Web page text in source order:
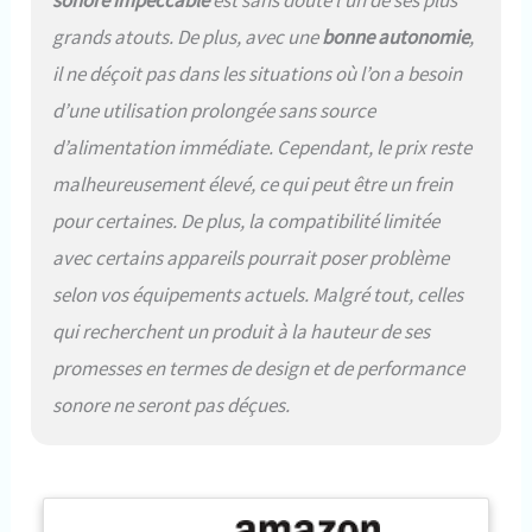
et plonger n'importe où. Il a une
limite de profondeur de
sécurité d'environ 5 mètres. Il
d'air de secours pour la plongée
profonde à moins de 30 mètres.
convient à l'exploration sous-
marine, au nettoyage des
d'urgence, à la source d'air de
secours, etc QUATRE FAÇONS
plongée local. Adaptateur de
remplissage SMACO 8 mm,
connectez-le à une bouteille de
plongée standard pour remplir
vous permet de remplir votre
grands atouts. De plus, avec unebonne autonomie,
il ne déçoit pas dans les situations où l’on a besoin
d’une utilisation prolongée sans source
d’alimentation immédiate. Cependant, le prix reste
malheureusement élevé, ce qui peut être un frein
pour certaines. De plus, la compatibilité limitée
avec certains appareils pourrait poser problème
selon vos équipements actuels. Malgré tout, celles
qui recherchent un produit à la hauteur de ses
promesses en termes de design et de performance
sonore ne seront pas déçues.